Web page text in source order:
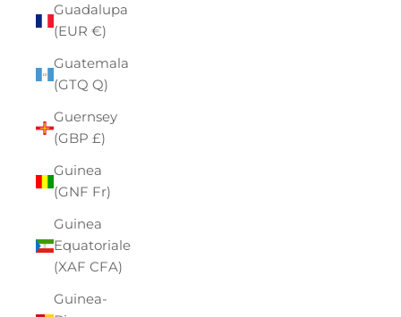
Guadalupa
(EUR €)
Guatemala
(GTQ Q)
Guernsey
(GBP £)
Guinea
(GNF Fr)
Guinea
Equatoriale
(XAF CFA)
Guinea-